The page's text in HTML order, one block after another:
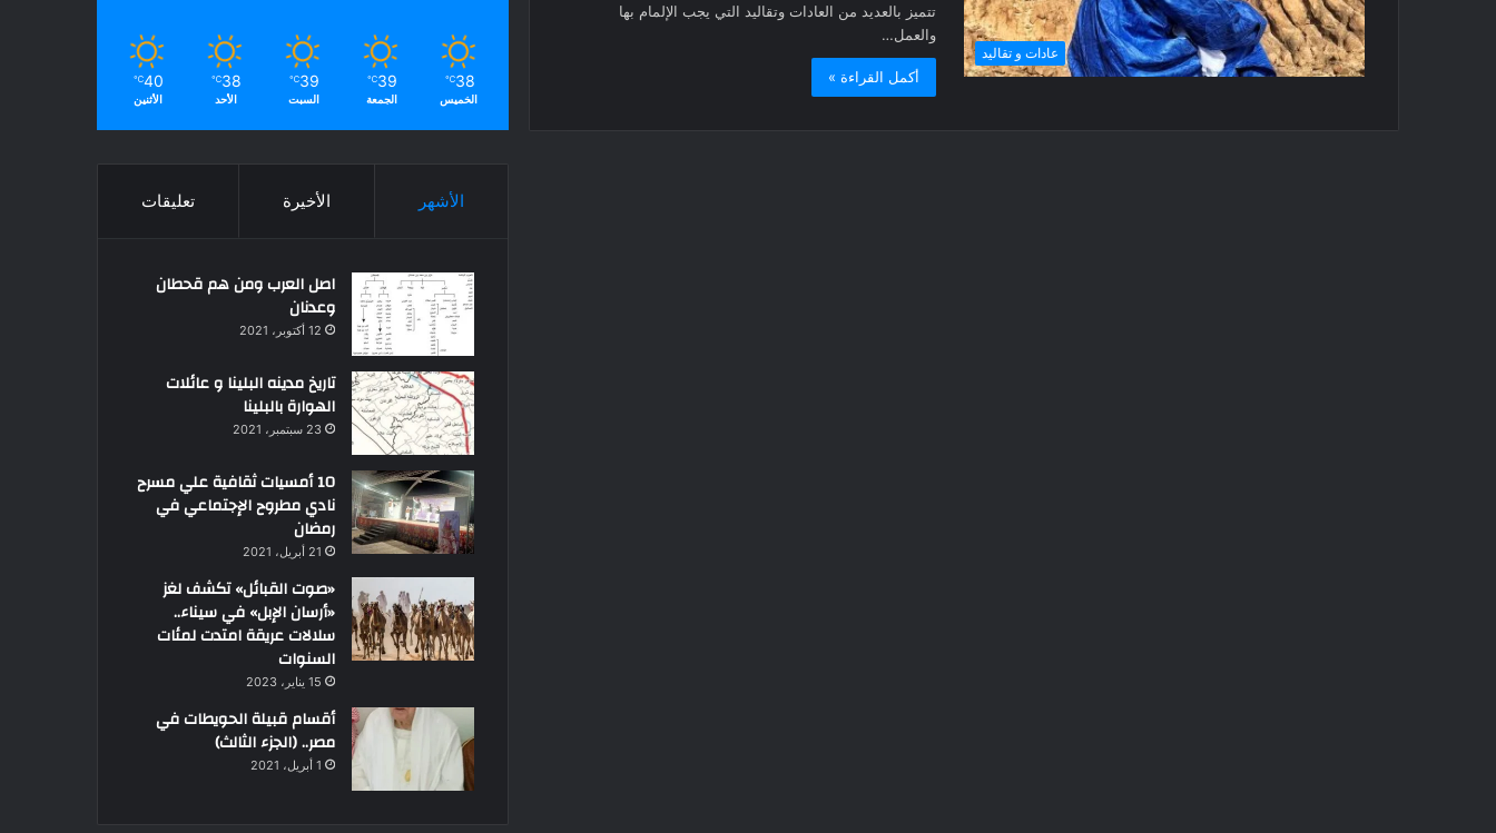
عادات و تقاليد
تتميز بالعديد من العادات وتقاليد التي يجب الإلمام بها
والعمل…
أكمل القراءة » 38
℃
الخميس
39
℃
الجمعة
39
℃
السبت
38
℃
الأحد
40
℃
الأثنين
الأشهر الأخيرة تعليقات
اصل العرب ومن هم قحطان
وعدنان
12 أكتوبر، 2021
تاريخ مدينه البلينا و عائلات
الهوارة بالبلينا
23 سبتمبر، 2021
10 أمسيات ثقافية علي مسرح
نادي مطروح الإجتماعي في
رمضان
21 أبريل، 2021
«صوت القبائل» تكشف لغز
«أرسان الإبل» في سيناء..
سلالات عريقة امتدت لمئات
السنوات
15 يناير، 2023
أقسام قبيلة الحويطات في
مصر.. (الجزء الثالث)
1 أبريل، 2021